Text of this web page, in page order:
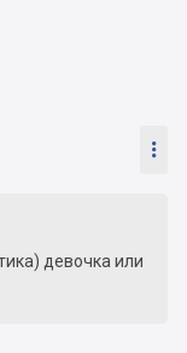

девочка или